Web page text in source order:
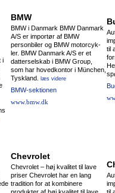
i
BMW
BMW i Danmark BMW Danmark
A/S er importør af BMW
personbiler og BMW motor­cyk­
ler. BMW Danmark A/S er et
datter­selskab i BMW Group,
som har ho­vedkontor i München,
Tyskland.
læs videre
BMW-sektionen
www.bmw.dk
til
Chevrolet
Chevrolet – høj kvalitet til lave
priser Chevrolet har en lang
tradition for at kombinere